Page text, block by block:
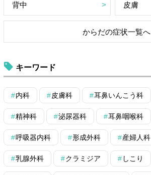
背中 皮膚
からだの症状一覧へ
キーワード
内科 皮膚科 耳鼻いんこう科
精神科 泌尿器科 耳鼻咽喉科
呼吸器内科 形成外科 産婦人科
乳腺外科 クラミジア しこり